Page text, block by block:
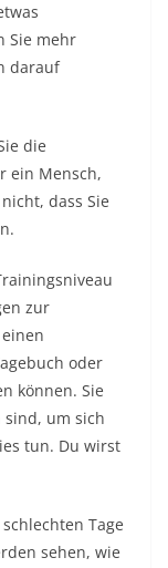
Sie mehr
darauf
die
ein Mensch,
dass Sie
zur
oder
können. Sie
sind, um sich
tun. Du wirst
Tage
sehen, wie